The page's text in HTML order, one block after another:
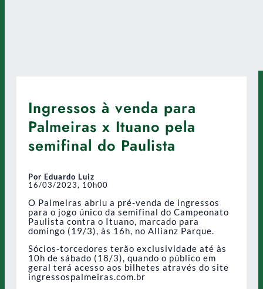
Ingressos à venda para
Palmeiras x Ituano pela
semifinal do Paulista
Por Eduardo Luiz
16/03/2023, 10h00
O Palmeiras abriu a pré-venda de ingressos
para o jogo único da semifinal do Campeonato
Paulista contra o Ituano, marcado para
domingo (19/3), às 16h, no Allianz Parque.
Sócios-torcedores terão exclusividade até às
10h de sábado (18/3), quando o público em
geral terá acesso aos bilhetes através do site
ingressospalmeiras.com.br